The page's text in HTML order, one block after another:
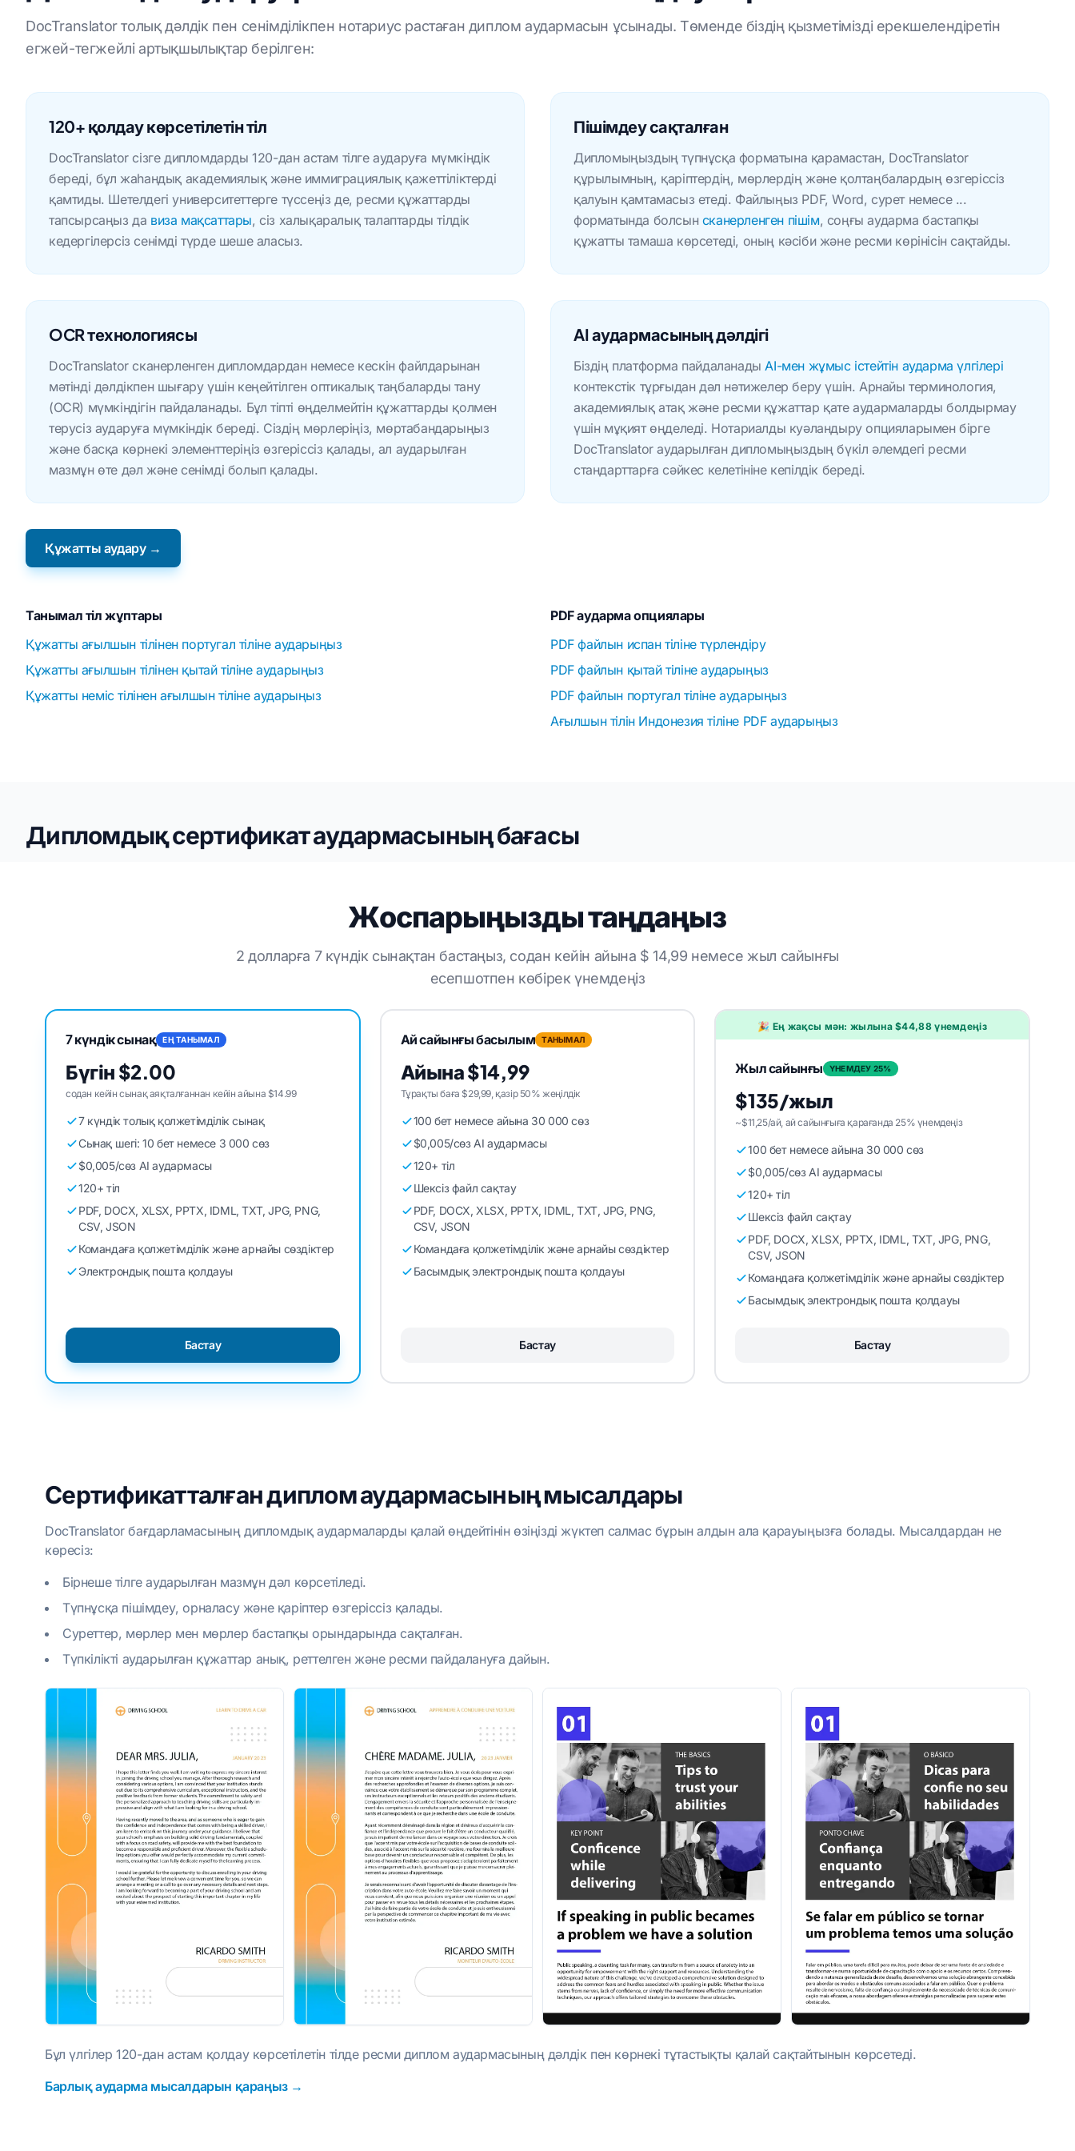
тіліне дейін
DocTranslator толық дәлдік пен сенімділікпен нотариус растаған диплом аудармасын ұсынады. Төменде біздің қызметімізді ерекшелендіретін
егжей-тегжейлі артықшылықтар берілген:
120+ қолдау көрсетілетін тіл
DocTranslator сізге дипломдарды 120-дан астам тілге аударуға мүмкіндік
береді, бұл жаһандық академиялық және иммиграциялық қажеттіліктерді
қамтиды. Шетелдегі университеттерге түссеңіз де, ресми құжаттарды
тапсырсаңыз да виза мақсаттары, сіз халықаралық талаптарды тілдік
кедергілерсіз сенімді түрде шеше аласыз.
Пішімдеу сақталған
Дипломыңыздың түпнұсқа форматына қарамастан, DocTranslator
құрылымның, қаріптердің, мөрлердің және қолтаңбалардың өзгеріссіз
қалуын қамтамасыз етеді. Файлыңыз PDF, Word, сурет немесе ...
форматында болсын сканерленген пішім, соңғы аударма бастапқы
құжатты тамаша көрсетеді, оның кәсіби және ресми көрінісін сақтайды.
OCR технологиясы
DocTranslator сканерленген дипломдардан немесе кескін файлдарынан
мәтінді дәлдікпен шығару үшін кеңейтілген оптикалық таңбаларды тану
(OCR) мүмкіндігін пайдаланады. Бұл тіпті өңделмейтін құжаттарды қолмен
терусіз аударуға мүмкіндік береді. Сіздің мөрлеріңіз, мөртабандарыңыз
және басқа көрнекі элементтеріңіз өзгеріссіз қалады, ал аударылған
мазмұн өте дәл және сенімді болып қалады.
AI аудармасының дәлдігі
Біздің платформа пайдаланадыAI-мен жұмыс істейтін аударма үлгілері
контекстік тұрғыдан дәл нәтижелер беру үшін. Арнайы терминология,
академиялық атақ және ресми құжаттар қате аудармаларды болдырмау
үшін мұқият өңделеді. Нотариалды куәландыру опцияларымен бірге
DocTranslator аударылған дипломыңыздың бүкіл әлемдегі ресми
стандарттарға сәйкес келетініне кепілдік береді.
Құжатты аудару →
Танымал тіл жұптары
Құжатты ағылшын тілінен португал тіліне аударыңыз
Құжатты ағылшын тілінен қытай тіліне аударыңыз
Құжатты неміс тілінен ағылшын тіліне аударыңыз
PDF аударма опциялары
PDF файлын испан тіліне түрлендіру
PDF файлын қытай тіліне аударыңыз
PDF файлын португал тіліне аударыңыз
Ағылшын тілін Индонезия тіліне PDF аударыңыз
Дипломдық сертификат аудармасының бағасы
Жоспарыңызды таңдаңыз
2 долларға 7 күндік сынақтан бастаңыз, содан кейін айына $ 14,99 немесе жыл сайынғы
есепшотпен көбірек үнемдеңіз
7 күндік сынақ ЕҢ ТАНЫМАЛ
Бүгін $2.00
содан кейін сынақ аяқталғаннан кейін айына $14.99
7 күндік толық қолжетімділік сынақ
Сынақ шегі: 10 бет немесе 3 000 сөз
$0,005/сөз AI аудармасы
120+ тіл
PDF, DOCX, XLSX, PPTX, IDML, TXT, JPG, PNG,
CSV, JSON
Командаға қолжетімділік және арнайы сөздіктер
Электрондық пошта қолдауы
Бастау
Ай сайынғы басылым ТАНЫМАЛ
Айына $14,99
Тұрақты баға $29,99, қазір 50% жеңілдік
100 бет немесе айына 30 000 сөз
$0,005/сөз AI аудармасы
120+ тіл
Шексіз файл сақтау
PDF, DOCX, XLSX, PPTX, IDML, TXT, JPG, PNG,
CSV, JSON
Командаға қолжетімділік және арнайы сөздіктер
Басымдық электрондық пошта қолдауы
Бастау
🎉 Ең жақсы мән: жылына $44,88 үнемдеңіз
Жыл сайынғы ҮНЕМДЕУ 25%
$135/жыл
~$11,25/ай, ай сайынғыға қарағанда 25% үнемдеңіз
100 бет немесе айына 30 000 сөз
$0,005/сөз AI аудармасы
120+ тіл
Шексіз файл сақтау
PDF, DOCX, XLSX, PPTX, IDML, TXT, JPG, PNG,
CSV, JSON
Командаға қолжетімділік және арнайы сөздіктер
Басымдық электрондық пошта қолдауы
Бастау
Сертификатталған диплом аудармасының мысалдары
DocTranslator бағдарламасының дипломдық аудармаларды қалай өңдейтінін өзіңізді жүктеп салмас бұрын алдын ала қарауыңызға болады. Мысалдардан не
көресіз:
Бірнеше тілге аударылған мазмұн дәл көрсетіледі.
Түпнұсқа пішімдеу, орналасу және қаріптер өзгеріссіз қалады.
Суреттер, мөрлер мен мөрлер бастапқы орындарында сақталған.
Түпкілікті аударылған құжаттар анық, реттелген және ресми пайдалануға дайын.
Бұл үлгілер 120-дан астам қолдау көрсетілетін тілде ресми диплом аудармасының дәлдік пен көрнекі тұтастықты қалай сақтайтынын көрсетеді.
Барлық аударма мысалдарын қараңыз →